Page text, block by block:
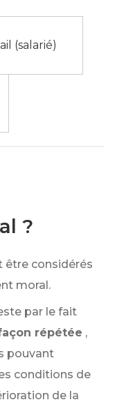
(salarié)
?
être considérés
moral.
par le fait
répétée ,
pouvant
conditions de
de la